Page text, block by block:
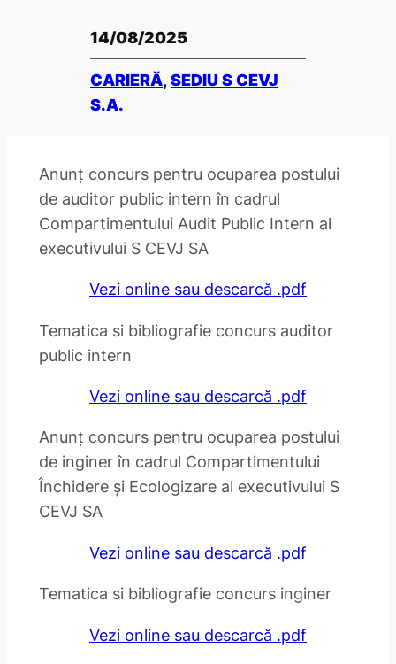
14/08/2025
CARIERĂ, SEDIU S CEVJ
S.A.
Anunț concurs pentru ocuparea postului
de auditor public intern în cadrul
Compartimentului Audit Public Intern al
executivului S CEVJ SA
Vezi online sau descarcă .pdf
Tematica si bibliografie concurs auditor
public intern
Vezi online sau descarcă .pdf
Anunț concurs pentru ocuparea postului
de inginer în cadrul Compartimentului
Închidere și Ecologizare al executivului S
CEVJ SA
Vezi online sau descarcă .pdf
Tematica si bibliografie concurs inginer
Vezi online sau descarcă .pdf